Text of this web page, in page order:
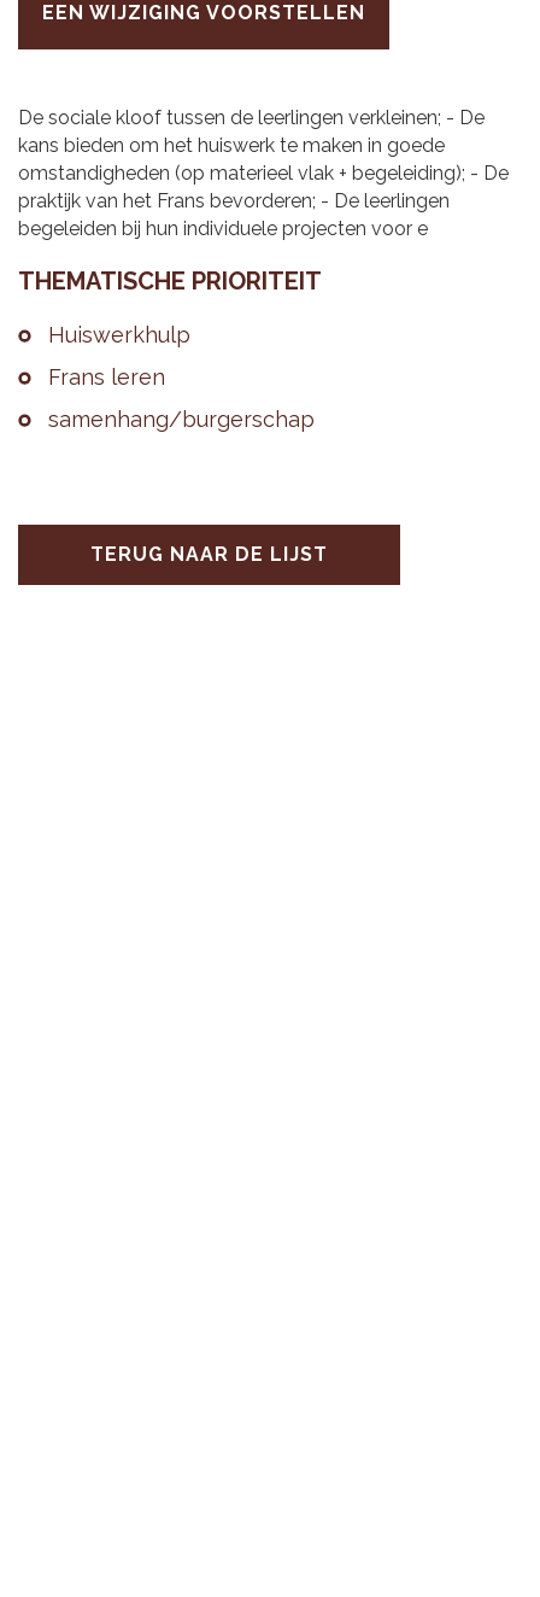
EEN WIJZIGING VOORSTELLEN
De sociale kloof tussen de leerlingen verkleinen; - De
kans bieden om het huiswerk te maken in goede
omstandigheden (op materieel vlak + begeleiding); - De
praktijk van het Frans bevorderen; - De leerlingen
begeleiden bij hun individuele projecten voor e
THE­MA­TI­SCHE PRI­O­RI­TEIT
Huis­werk­hulp
Frans leren
sa­men­hang/bur­ger­schap
TERUG NAAR DE LIJST